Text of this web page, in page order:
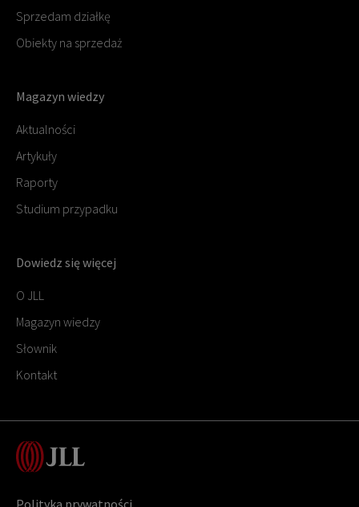
Sprzedam działkę
Obiekty na sprzedaż
Magazyn wiedzy
Aktualności
Artykuły
Raporty
Studium przypadku
Dowiedz się więcej
O JLL
Magazyn wiedzy
Słownik
Kontakt